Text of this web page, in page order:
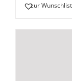
zur